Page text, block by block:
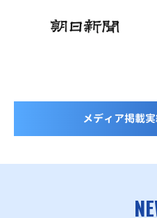
メディア掲載